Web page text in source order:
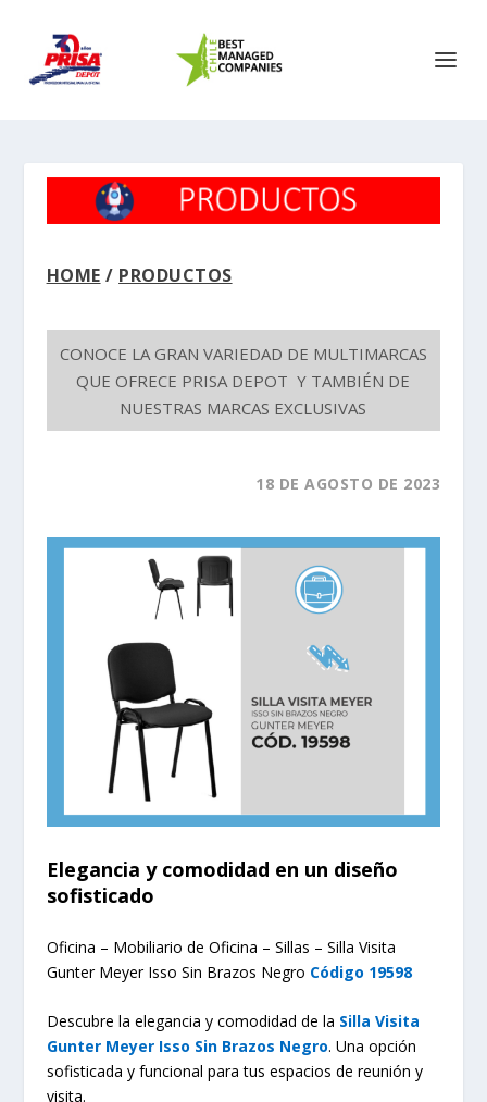
HOME / PRODUCTOS
CONOCE LA GRAN VARIEDAD DE MULTIMARCAS
QUE OFRECE PRISA DEPOT Y TAMBIÉN DE
NUESTRAS MARCAS EXCLUSIVAS
18 DE AGOSTO DE 2023
Elegancia y comodidad en un diseño
sofisticado
Oficina – Mobiliario de Oficina – Sillas – Silla Visita
Gunter Meyer Isso Sin Brazos Negro Código 19598
Descubre la elegancia y comodidad de la Silla Visita
Gunter Meyer Isso Sin Brazos Negro. Una opción
sofisticada y funcional para tus espacios de reunión y
visita.